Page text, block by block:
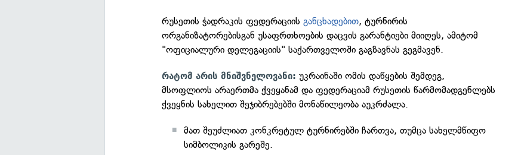
რუსეთის ჭადრაკის ფედერაციისგანცხადებით, ტურნირის
ორგანიზატორებისგან უსაფრთხოების დაცვის გარანტიები მიიღეს, ამიტომ
"ოფიციალური დელეგაციის" საქართველოში გაგზავნას გეგმავენ.
რატომ არის მნიშვნელოვანი: უკრაინაში ომის დაწყების შემდეგ,
მსოფლიოს არაერთმა ქვეყანამ და ფედერაციამ რუსეთის წარმომადგენლებს
ქვეყნის სახელით შეჯიბრებებში მონაწილეობა აუკრძალა.
მათ შეუძლიათ კონკრეტულ ტურნირებში ჩართვა, თუმცა სახელმწიფო
სიმბოლიკის გარეშე.